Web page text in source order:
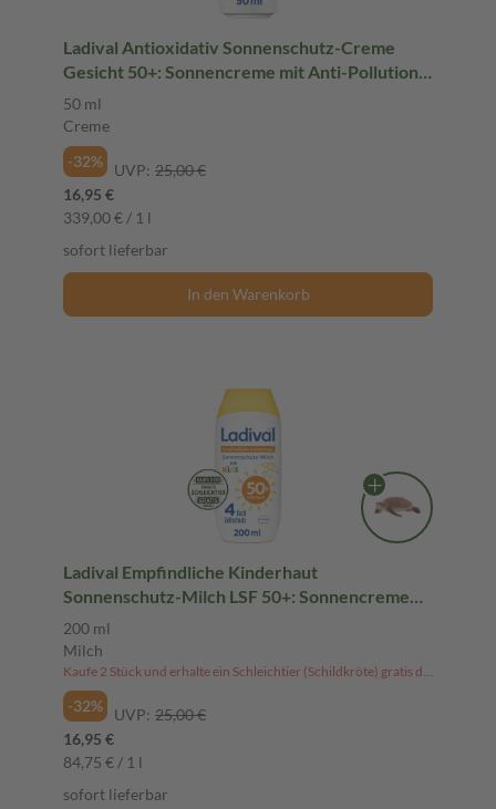
Ladival Antioxidativ Sonnenschutz-Creme
Gesicht 50+: Sonnencreme mit Anti-Pollution-
Komplex aus Vitamin C & E, mit 4-fach
Zellschutz, schweißresistent, 50ml
50 ml
Creme
-32%
UVP: 25,00 €
16,95 €
339,00 € / 1 l
sofort lieferbar
In den Warenkorb
Ladival Empfindliche Kinderhaut
Sonnenschutz-Milch LSF 50+: Sonnencreme
für Kinder und Babys ab 6 Monaten, extra
wasserfest, mit 4-fach Zellschutz, 200ml
200 ml
Milch
-32% UVP: 25,00 €
16,95 €
84,75 € / 1 l
sofort lieferbar